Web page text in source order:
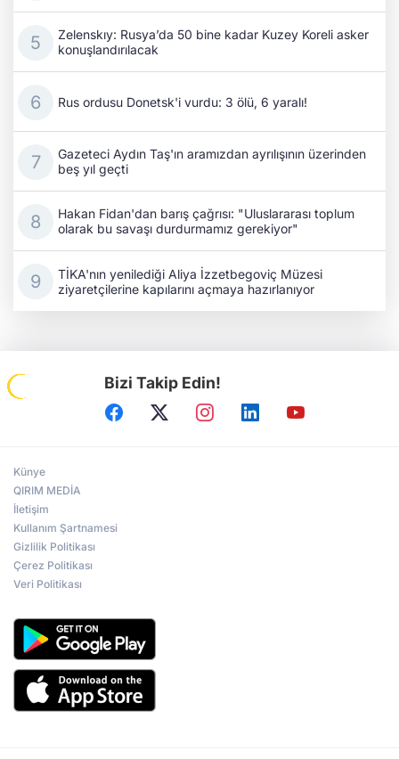
Zelenskıy: Rusya’da 50 bine kadar Kuzey Koreli asker
konuşlandırılacak
Rus ordusu Donetsk'i vurdu: 3 ölü, 6 yaralı!
Gazeteci Aydın Taş'ın aramızdan ayrılışının üzerinden
beş yıl geçti
Hakan Fidan'dan barış çağrısı: "Uluslararası toplum
olarak bu savaşı durdurmamız gerekiyor"
TİKA'nın yenilediği Aliya İzzetbegoviç Müzesi
ziyaretçilerine kapılarını açmaya hazırlanıyor
Bizi Takip Edin!
Künye
QIRIM MEDİA
İletişim
Kullanım Şartnamesi
Gizlilik Politikası
Çerez Politikası
Veri Politikası